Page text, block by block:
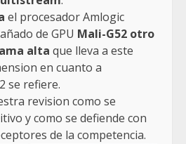
el procesador Amlogic
de GPU Mali-G52 otro
alta que lleva a este
en cuanto a
se refiere.
revision como se
y como se defiende con
de la competencia.